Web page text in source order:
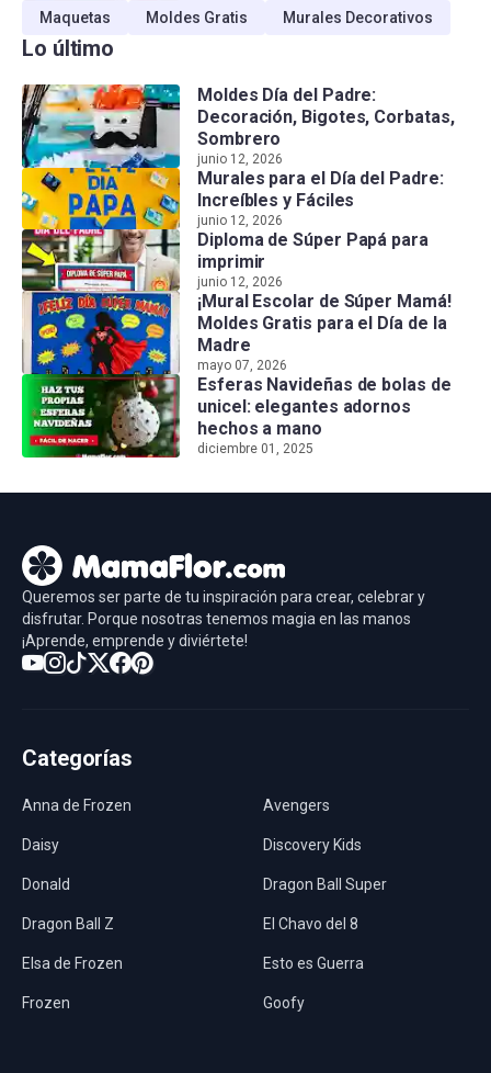
Maquetas Moldes Gratis Murales Decorativos
Lo último
Moldes Día del Padre:
Decoración, Bigotes, Corbatas,
Sombrero
junio 12, 2026
Murales para el Día del Padre:
Increíbles y Fáciles
junio 12, 2026
Diploma de Súper Papá para
imprimir
junio 12, 2026
¡Mural Escolar de Súper Mamá!
Moldes Gratis para el Día de la
Madre
mayo 07, 2026
Esferas Navideñas de bolas de
unicel: elegantes adornos
hechos a mano
diciembre 01, 2025
Queremos ser parte de tu inspiración para crear, celebrar y
disfrutar. Porque nosotras tenemos magia en las manos
¡Aprende, emprende y diviértete!
Categorías
Anna de Frozen Avengers
Daisy Discovery Kids
Donald Dragon Ball Super
Dragon Ball Z El Chavo del 8
Elsa de Frozen Esto es Guerra
Frozen Goofy